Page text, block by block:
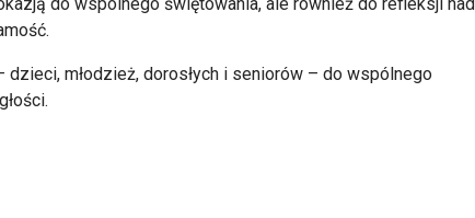
do wspólnego świętowania, ale również do refleksji nad
dzieci, młodzież, dorosłych i seniorów – do wspólnego